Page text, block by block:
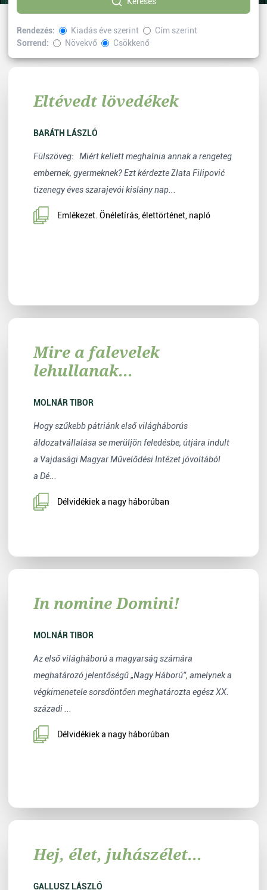
Rendezés: Kiadás éve szerint
Cím szerint
Sorrend:
Növekvő Csökkenő
Kiválasztott címke:Történelem
Eltévedt lövedékek
BARÁTH LÁSZLÓ
Fülszöveg: Miért kellett meghalnia annak a rengeteg
embernek, gyermeknek? Ezt kérdezte Zlata Filipović
tizenegy éves szarajevói kislány nap...
Emlékezet. Önéletírás, élettörténet, napló
Mire a falevelek
lehullanak...
MOLNÁR TIBOR
Hogy szűkebb pátriánk első világháborús
áldozatvállalása se merüljön feledésbe, útjára indult
a Vajdasági Magyar Művelődési Intézet jóvoltából
a Dé...
Délvidékiek a nagy háborúban
In nomine Domini!
MOLNÁR TIBOR
Az első világháború a magyarság számára
meghatározó jelentőségű „Nagy Háború”, amelynek a
végkimenetele sorsdöntően meghatározta egész XX.
századi ...
Délvidékiek a nagy háborúban
Hej, élet, juhászélet...
GALLUSZ LÁSZLÓ